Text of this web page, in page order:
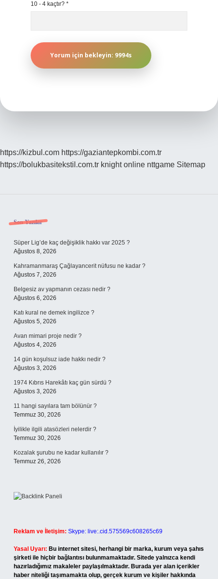
10 - 4 kaçtır? *
https://kizbul.com https://gaziantepkombi.com.tr
https://bolukbasitekstil.com.tr knight online nttgame Sitemap
Sidebar
Son Yazılar
Süper Lig’de kaç değişiklik hakkı var 2025 ?
Ağustos 8, 2026
Kahramanmaraş Çağlayancerit nüfusu ne kadar ?
Ağustos 7, 2026
Belgesiz av yapmanın cezası nedir ?
Ağustos 6, 2026
Katı kural ne demek ingilizce ?
Ağustos 5, 2026
Avan mimari proje nedir ?
Ağustos 4, 2026
14 gün koşulsuz iade hakkı nedir ?
Ağustos 3, 2026
1974 Kıbrıs Harekâtı kaç gün sürdü ?
Ağustos 3, 2026
11 hangi sayılara tam bölünür ?
Temmuz 30, 2026
İyilikle ilgili atasözleri nelerdir ?
Temmuz 30, 2026
Kozalak şurubu ne kadar kullanılır ?
Temmuz 26, 2026
Reklam ve İletişim: Skype: live:.cid.575569c608265c69
Yasal Uyarı: Bu internet sitesi, herhangi bir marka, kurum veya şahıs
şirketi ile hiçbir bağlantısı bulunmamaktadır. Sitede yalnızca kendi
hazırladığımız makaleler paylaşılmaktadır. Burada yer alan içerikler
haber niteliği taşımamakta olup, gerçek kurum ve kişiler hakkında